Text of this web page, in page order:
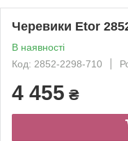
Черевики Etor
В наявності
Код: 2852-2298-710
4 455 ₴